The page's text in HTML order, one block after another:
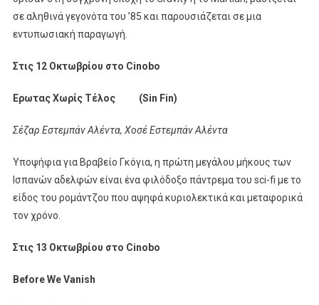
σε αληθινά γεγονότα του ’85 και παρουσιάζεται σε μια
εντυπωσιακή παραγωγή.
Στις 12 Οκτωβρίου στο Cinobo
Ερωτας Χωρίς Τέλος (Sin Fin)
Σέζαρ Εστεμπάν Αλέντα, Χοσέ Εστεμπάν Αλέντα
Υποψήφια για Βραβείο Γκόγια, η πρώτη μεγάλου μήκους των
Ισπανών αδελφών είναι ένα φιλόδοξο πάντρεμα του sci-fi με το
είδος του ρομάντζου που αψηφά κυριολεκτικά και μεταφορικά
τον χρόνο.
Στις13 Οκτωβρίου στο Cinobo
Before We Vanish